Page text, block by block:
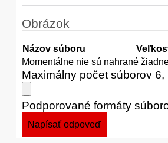
Obrázok
Názov súboru
Momentálne nie sú nahrané
Maximálny počet súborov
Podporované formáty